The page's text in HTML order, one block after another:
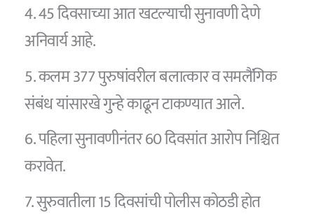
4. 45 दिवसाच्या आत खटल्याची सुनावणी देणे
अनिवार्य आहे.
5. कलम 377 पुरुषांवरील बलात्कार व समलैंगिक
संबंध यांसारखे गुन्हे काढून टाकण्यात आले.
6. पहिला सुनावणीनंतर 60 दिवसांत आरोप निश्चित
करावेत.
7. सुरुवातीला 15 दिवसांची पोलीस कोठडी होत